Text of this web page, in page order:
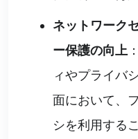
ネットワーク
ー保護の向上
ィやプライバ
面において、
シを利用する